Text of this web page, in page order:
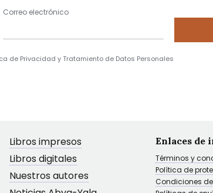
Correo electrónico
de Privacidad y Tratamiento de Datos Personales
Libros impresos
Libros digitales
Nuestros autores
Enlaces de
Términos y
Política de
Condiciones